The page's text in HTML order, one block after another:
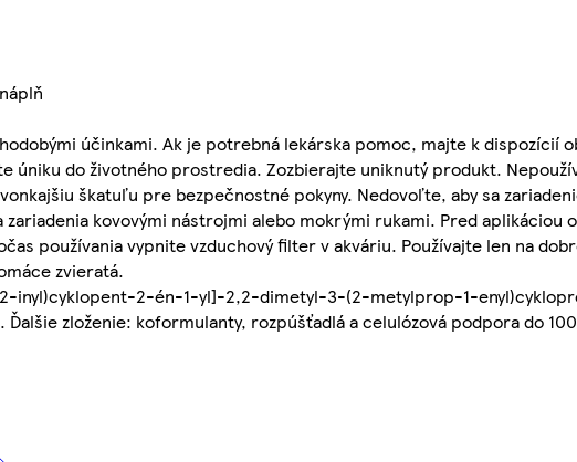
účinkami. Ak je potrebná lekárska pomoc, majte k dispozícií
úniku do životného prostredia. Zozbierajte uniknutý produkt.
škatuľu pre bezpečnostné pokyny. Nedovoľte, aby sa
kovovými nástrojmi alebo mokrými rukami. Pred aplikáciou
používania vypnite vzduchový filter v akváriu. Používajte len na
zvieratá.
inyl)cyklopent-2-én-1-yl]-2,2-dimetyl-3-(2-metylprop-1-
Ďalšie zloženie: koformulanty, rozpúšťadlá a celulózová podpora do